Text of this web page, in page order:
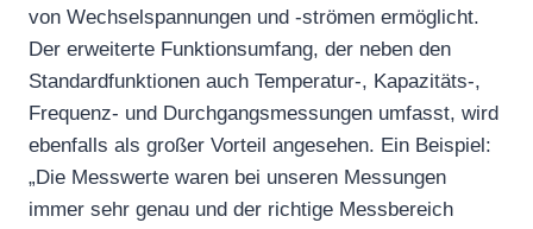
von Wechselspannungen und -strömen ermöglicht.
Der erweiterte Funktionsumfang, der neben den
Standardfunktionen auch Temperatur-, Kapazitäts-,
Frequenz- und Durchgangsmessungen umfasst, wird
ebenfalls als großer Vorteil angesehen. Ein Beispiel:
„Die Messwerte waren bei unseren Messungen
immer sehr genau und der richtige Messbereich